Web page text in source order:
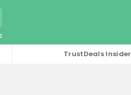
TrustDeals Insider